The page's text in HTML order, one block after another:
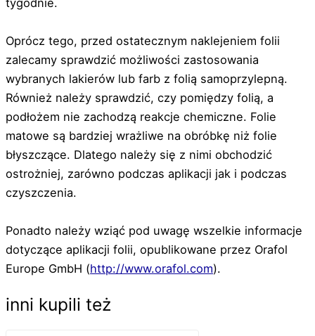
tygodnie.
Oprócz tego, przed ostatecznym naklejeniem folii
zalecamy sprawdzić możliwości zastosowania
wybranych lakierów lub farb z folią samoprzylepną.
Również należy sprawdzić, czy pomiędzy folią, a
podłożem nie zachodzą reakcje chemiczne. Folie
matowe są bardziej wrażliwe na obróbkę niż folie
błyszczące. Dlatego należy się z nimi obchodzić
ostrożniej, zarówno podczas aplikacji jak i podczas
czyszczenia.
Ponadto należy wziąć pod uwagę wszelkie informacje
dotyczące aplikacji folii, opublikowane przez Orafol
Europe GmbH (http://www.orafol.com).
inni kupili też